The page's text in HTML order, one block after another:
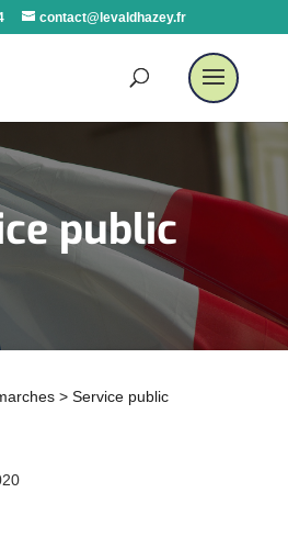
contact@levaldhazey.fr
public
> Service public